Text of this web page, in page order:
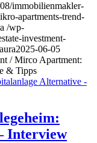
immobilienmakler-
apartments-trend-
/wp-
investment-
2025-06-05
/ Mirco Apartment:
& Tipps
Interview